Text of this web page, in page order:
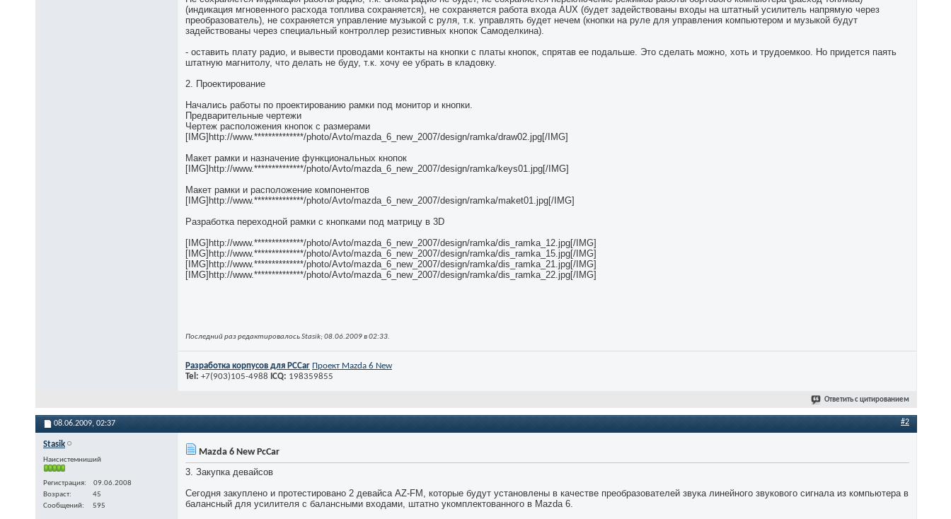
(индикация мгновенного расхода топлива сохраняется), не сохраняется работа входа AUX (будет задействованы входы на штатный усилитель напрямую через
преобразователь), не сохраняется управление музыкой с руля, т.к. управлять будет нечем (кнопки на руле для управления компьютером и музыкой будут
задействованы через специальный контроллер резистивных кнопок Самоделкина).
- оставить плату радио, и вывести проводами контакты на кнопки с платы кнопок, спрятав ее подальше. Это сделать можно, хоть и трудоемкоо. Но придется паять
штатную магнитолу, что делать не буду, т.к. хочу ее убрать в кладовку.
2. Проектирование
Начались работы по проектированию рамки под монитор и кнопки.
Предварительные чертежи
Чертеж расположения кнопок с размерами
[IMG]http://www.**************/photo/Avto/mazda_6_new_2007/design/ramka/draw02.jpg[/IMG]
Макет рамки и назначение функциональных кнопок
[IMG]http://www.**************/photo/Avto/mazda_6_new_2007/design/ramka/keys01.jpg[/IMG]
Макет рамки и расположение компонентов
[IMG]http://www.**************/photo/Avto/mazda_6_new_2007/design/ramka/maket01.jpg[/IMG]
Разработка переходной рамки с кнопками под матрицу в 3D
[IMG]http://www.**************/photo/Avto/mazda_6_new_2007/design/ramka/dis_ramka_12.jpg[/IMG]
[IMG]http://www.**************/photo/Avto/mazda_6_new_2007/design/ramka/dis_ramka_15.jpg[/IMG]
[IMG]http://www.**************/photo/Avto/mazda_6_new_2007/design/ramka/dis_ramka_21.jpg[/IMG]
[IMG]http://www.**************/photo/Avto/mazda_6_new_2007/design/ramka/dis_ramka_22.jpg[/IMG]
Последний раз редактировалось Stasik; 08.06.2009 в02:33.
Разработка корпусов для PСCar Проект Mazda 6 New
Tel: +7(903)105-4988 ICQ: 198359855
Ответить с цитированием
08.06.2009, 02:37 #2
Stasik
Наисистемниший
Регистрация
09.06.2008
Возраст
45
Сообщений
595
Mazda 6 New PcCar
3. Закупка девайсов
Сегодня закуплено и протестировано 2 девайса AZ-FM, которые будут установлены в качестве преобразователей звука линейного звукового сигнала из компьютера в
балансный для усилителя с балансными входами, штатно укомплектованного в Mazda 6.